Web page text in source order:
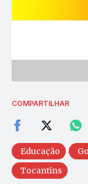
COMPARTILHAR
Educação
Tocantins